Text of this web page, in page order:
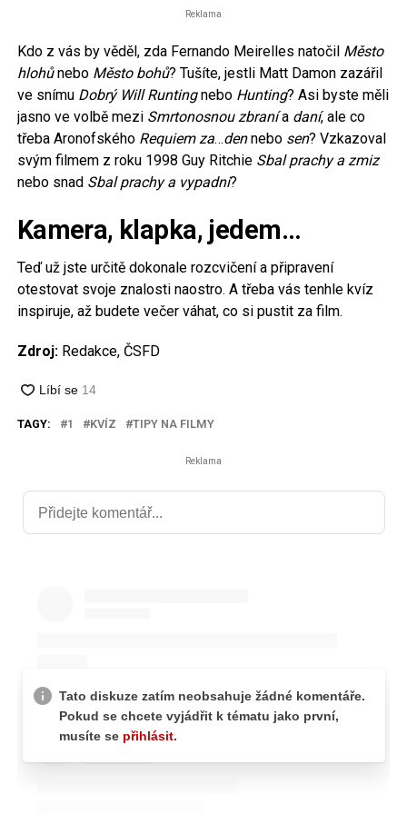
Reklama
Kdo z vás by věděl, zda Fernando Meirelles natočil Město
hlohůnebo Město bohů? Tušíte, jestli Matt Damon zazářil
ve snímu Dobrý Will Runtingnebo Hunting? Asi byste měli
jasno ve volbě mezi Smrtonosnou zbranía daní, ale co
třeba Aronofského Requiem za…dennebo sen? Vzkazoval
svým filmem z roku 1998 Guy Ritchie Sbal prachy a zmiz
nebo snad Sbal prachy a vypadni?
Kamera, klapka, jedem…
Teď už jste určitě dokonale rozcvičení a připravení
otestovat svoje znalosti naostro. A třeba vás tenhle kvíz
inspiruje, až budete večer váhat, co si pustit za film.
Zdroj:Redakce, ČSFD
TAGY: 1 KVÍZ TIPY NA FILMY
Reklama